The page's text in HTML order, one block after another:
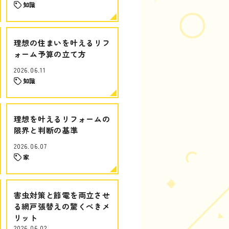
知識
理想の住まいを叶えるリフ
ォーム予算の立て方
2026.06.11
知識
理想を叶えるリフォームの
限界と判断の基準
2026.06.07
家
害虫対策と節電を両立させ
る網戸張替えの驚くべきメ
リット